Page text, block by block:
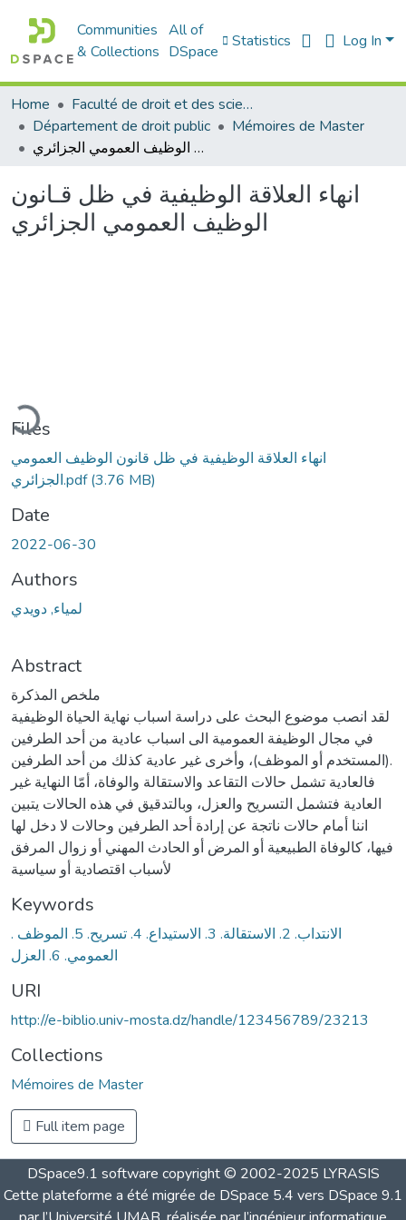
Communities
& Collections
All of
DSpace
Statistics Log In
Home
Faculté de droit et des sciences politiques
Département de droit public
Mémoires de Master
انهاء العلاقة الوظيفية في ظل قـانون الوظيف العمومي الجزائري
انهاء العلاقة الوظيفية في ظل قـانون
الوظيف العمومي الجزائري
Files
انهاء العلاقة الوظيفية في ظل قانون الوظيف العمومي
الجزائري.pdf(3.76 MB)
Date
2022-06-30
Authors
لمياء, دويدي
Abstract
ملخص المذكرة
لقد انصب موضوع البحث على دراسة اسباب نهاية الحياة الوظيفية
في مجال الوظيفة العمومية الى اسباب عادية من أحد الطرفين
(المستخدم أو الموظف)، وأخرى غير عادية كذلك من أحد الطرفين.
فالعادية تشمل حالات التقاعد والاستقالة والوفاة، أمّا النهاية غير
العادية فتشمل التسريح والعزل، وبالتدقيق في هذه الحالات يتبين
اننا أمام حالات ناتجة عن إرادة أحد الطرفين وحالات لا دخل لها
فيها، كالوفاة الطبيعية أو المرض أو الحادث المهني أو زوال المرفق
لأسباب اقتصادية أو سياسية
Keywords
. الانتداب. 2. الاستقالة. 3. الاستيداع. 4. تسريح. 5. الموظف
العمومي. 6. العزل
URI
http://e-biblio.univ-mosta.dz/handle/123456789/23213
Collections
Mémoires de Master
Full item page
DSpace9.1 software copyright © 2002-2025 LYRASIS
Cette plateforme a été migrée de DSpace 5.4 vers DSpace 9.1